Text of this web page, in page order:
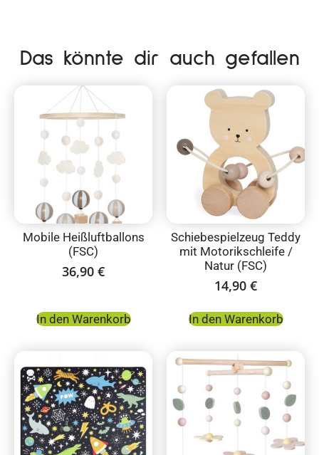
Das könnte dir auch gefallen
Mobile Heißluftballons
(FSC)
36,90 €
In den Warenkorb
Schiebespielzeug Teddy
mit Motorikschleife /
Natur (FSC)
14,90 €
In den Warenkorb